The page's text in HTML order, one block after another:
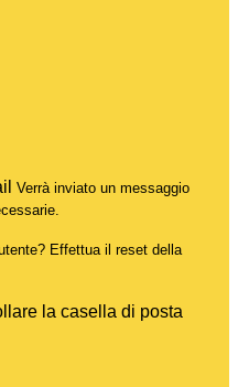
Verrà inviato un messaggio
Effettua il reset della
la casella di posta